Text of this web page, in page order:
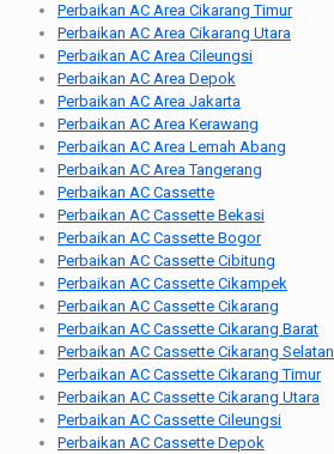
Perbaikan AC Area Cikarang Timur
Perbaikan AC Area Cikarang Utara
Perbaikan AC Area Cileungsi
Perbaikan AC Area Depok
Perbaikan AC Area Jakarta
Perbaikan AC Area Kerawang
Perbaikan AC Area Lemah Abang
Perbaikan AC Area Tangerang
Perbaikan AC Cassette
Perbaikan AC Cassette Bekasi
Perbaikan AC Cassette Bogor
Perbaikan AC Cassette Cibitung
Perbaikan AC Cassette Cikampek
Perbaikan AC Cassette Cikarang
Perbaikan AC Cassette Cikarang Barat
Perbaikan AC Cassette Cikarang Selatan
Perbaikan AC Cassette Cikarang Timur
Perbaikan AC Cassette Cikarang Utara
Perbaikan AC Cassette Cileungsi
Perbaikan AC Cassette Depok